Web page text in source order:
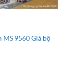
MS 9560 Giá bộ =